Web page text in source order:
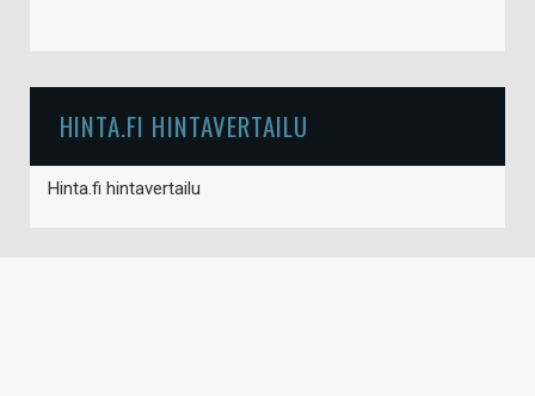
HINTA.FI HINTAVERTAILU
Hinta.fi hintavertailu